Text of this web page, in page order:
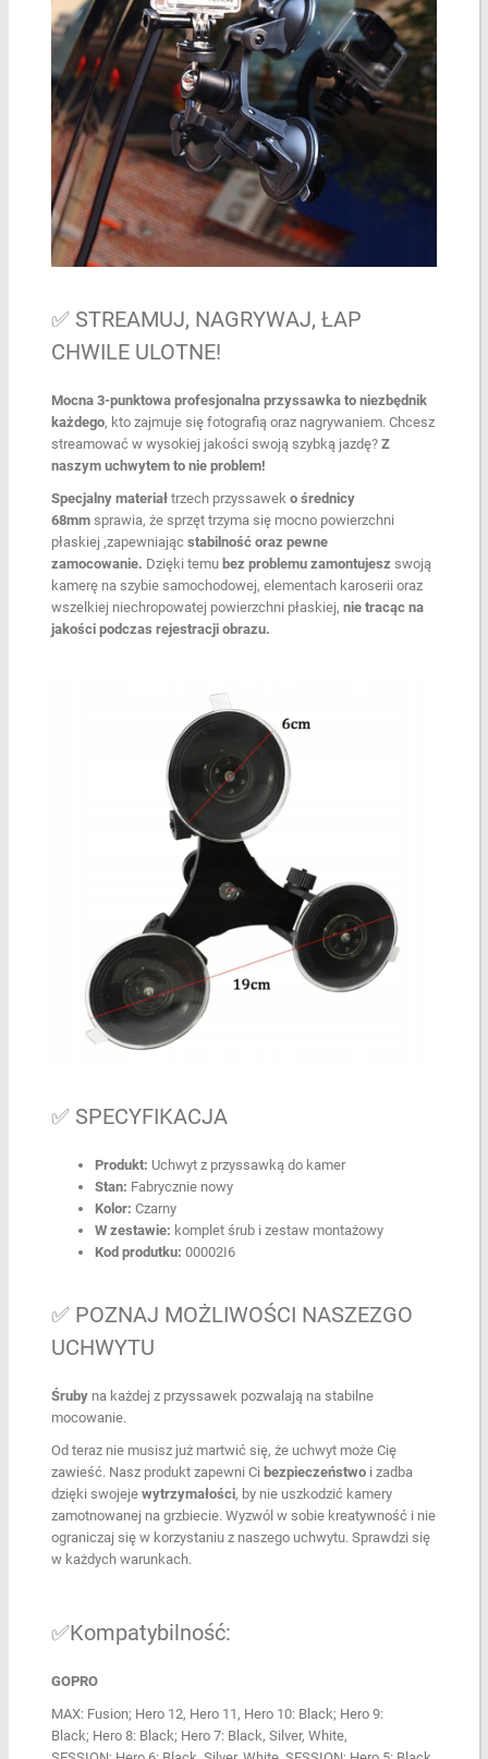
✅ STREAMUJ, NAGRYWAJ, ŁAP
CHWILE ULOTNE!
Mocna 3-punktowa profesjonalna przyssawka to niezbędnik
każdego, kto zajmuje się fotografią oraz nagrywaniem. Chcesz
streamować w wysokiej jakości swoją szybką jazdę? Z
naszym uchwytem to nie problem!
Specjalny materiałtrzech przyssawek o średnicy
68mmsprawia, że sprzęt trzyma się mocno powierzchni
płaskiej ,zapewniając stabilność oraz pewne
zamocowanie. Dzięki temu bez problemu zamontujeszswoją
kamerę na szybie samochodowej, elementach karoserii oraz
wszelkiej niechropowatej powierzchni płaskiej, nie tracąc na
jakości podczas rejestracji obrazu.
✅ SPECYFIKACJA
Produkt: Uchwyt z przyssawką do kamer
Stan: Fabrycznie nowy
Kolor: Czarny
W zestawie: komplet śrub i zestaw montażowy
Kod produtku: 00002I6
✅ POZNAJ MOŻLIWOŚCI NASZEZGO
UCHWYTU
Śrubyna każdej z przyssawek pozwalają na stabilne
mocowanie.
Od teraz nie musisz już martwić się, że uchwyt może Cię
zawieść. Nasz produkt zapewni Ci bezpieczeństwoi zadba
dzięki swojeje wytrzymałości, by nie uszkodzić kamery
zamotnowanej na grzbiecie. Wyzwól w sobie kreatywność i nie
ograniczaj się w korzystaniu z naszego uchwytu. Sprawdzi się
w każdych warunkach.
✅Kompatybilność:
GOPRO
MAX: Fusion; Hero 12, Hero 11, Hero 10: Black; Hero 9:
Black; Hero 8: Black; Hero 7: Black, Silver, White,